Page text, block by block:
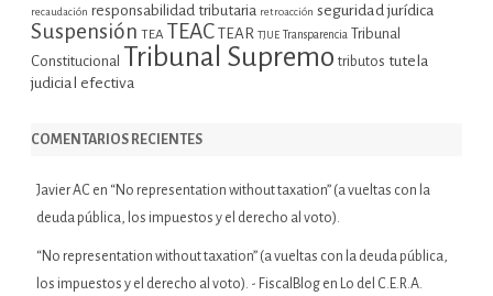
recaudación responsabilidad tributaria retroacción seguridad jurídica
Suspensión TEA TEAC TEAR TJUE Transparencia Tribunal
Constitucional Tribunal Supremo tributos tutela
judicial efectiva
COMENTARIOS RECIENTES
Javier AC en “No representation without taxation” (a vueltas con la
deuda pública, los impuestos y el derecho al voto).
“No representation without taxation” (a vueltas con la deuda pública,
los impuestos y el derecho al voto). - FiscalBlog en Lo del C.E.R.A.